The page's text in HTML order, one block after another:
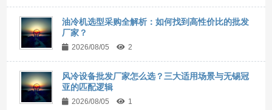
油冷机选型采购全解析：如何找到高性价比的批发
厂家？
2026/08/05 2
风冷设备批发厂家怎么选？三大适用场景与无锡冠
亚的匹配逻辑
2026/08/05 1